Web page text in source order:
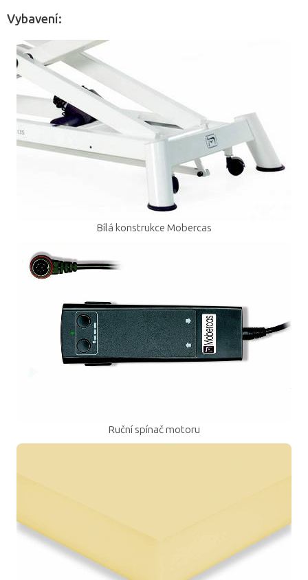
Vybavení:
Bílá konstrukce Mobercas
Ruční spínač motoru